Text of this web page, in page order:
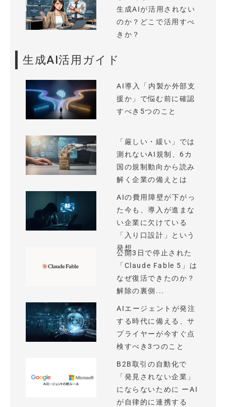
生成AIが活用されない
のか？どこで活用すべ
きか？
生成AI活用ガイド
AI導入「内製か外部支
援か」で悩む前に確認
すべき5つのこと
「厳しい・緩い」では
測れないAI規制、6カ
国の規制動向から読み
解く企業の備えとは
AIの費用障壁が下がっ
た今も、導入が進まな
い企業に欠けている
「入り口設計」という
発想
公開3日で停止された
「Claude Fable 5」は
なぜ復活できたのか？
解除の裏側...
AIエージェントが発注
する時代に備える、サ
プライヤーが今すぐ点
検すべき3つのこと
B2B取引の自動化で
「発見されない企業」
にならないために ーAI
が自律的に連携する